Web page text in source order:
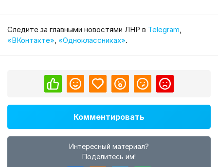
Cледите за главными новостями ЛНР в Telegram,
«ВКонтакте», «Одноклассниках».
Комментировать
Интересный материал?
Поделитесь им!